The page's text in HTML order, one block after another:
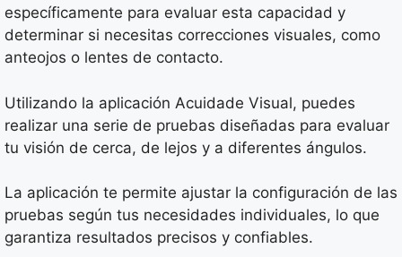
específicamente para evaluar esta capacidad y
determinar si necesitas correcciones visuales, como
anteojos o lentes de contacto.
Utilizando la aplicación Acuidade Visual, puedes
realizar una serie de pruebas diseñadas para evaluar
tu visión de cerca, de lejos y a diferentes ángulos.
La aplicación te permite ajustar la configuración de las
pruebas según tus necesidades individuales, lo que
garantiza resultados precisos y confiables.